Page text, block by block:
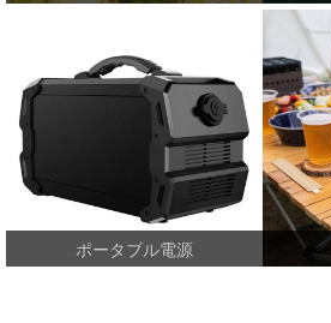
ポータブル電源